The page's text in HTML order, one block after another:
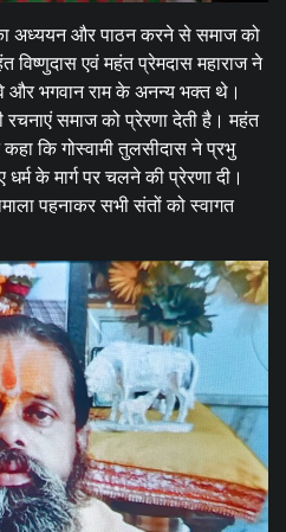
अध्ययन और पाठन करने से समाज को
विष्णुदास एवं महंत प्रेमदास महाराज ने
और भगवान राम के अनन्य भक्त थे।
रचनाएं समाज को प्रेरणा देती है। महंत
कि गोस्वामी तुलसीदास ने प्रभु
के मार्ग पर चलने की प्रेरणा दी।
पहनाकर सभी संतों को स्वागत